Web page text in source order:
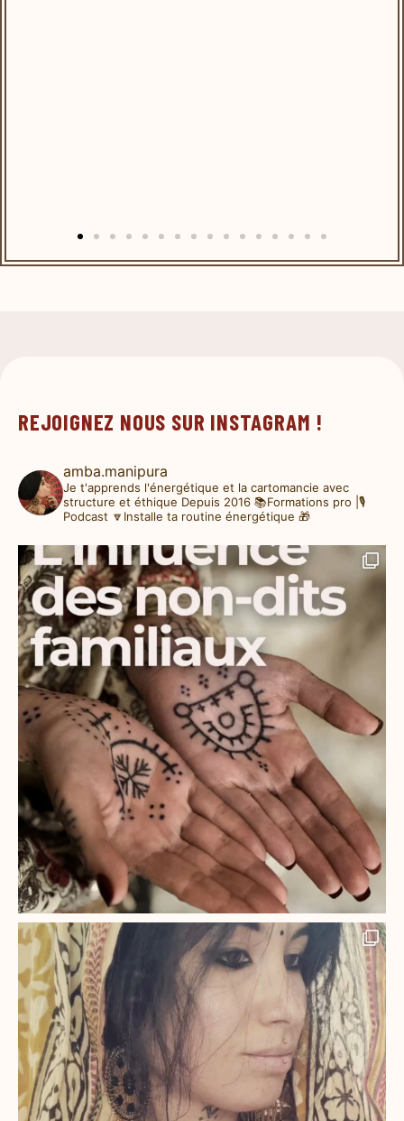
REJOIGNEZ NOUS SUR INSTAGRAM !
amba.manipura
Je t'apprends l'énergétique et la cartomancie avec
structure et éthique Depuis 2016 📚Formations pro |🎙️
Podcast 🔽Installe ta routine énergétique 🎁